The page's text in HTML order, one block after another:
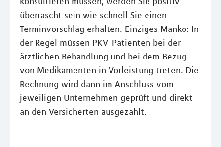
überrascht sein wie schnell Sie einen
Terminvorschlag erhalten. Einziges Manko: In
der Regel müssen PKV-Patienten bei der
ärztlichen Behandlung und bei dem Bezug
von Medikamenten in Vorleistung treten. Die
Rechnung wird dann im Anschluss vom
jeweiligen Unternehmen geprüft und direkt
an den Versicherten ausgezahlt.